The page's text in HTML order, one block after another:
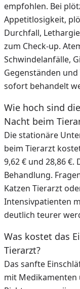
empfohlen. Bei
Appetitlosigkeit,
Durchfall,
zum Check-up.
Schwindelanfälle,
Gegenständen
sofort behandelt
Wie hoch sind
Nacht beim
Die stationäre
beim Tierarzt
9,62 € und 28,86
Behandlung.
Katzen Tierarzt
Intensivpatienten
deutlich teurer
Was kostet das
Tierarzt?
Das sanfte
mit Medikamenten